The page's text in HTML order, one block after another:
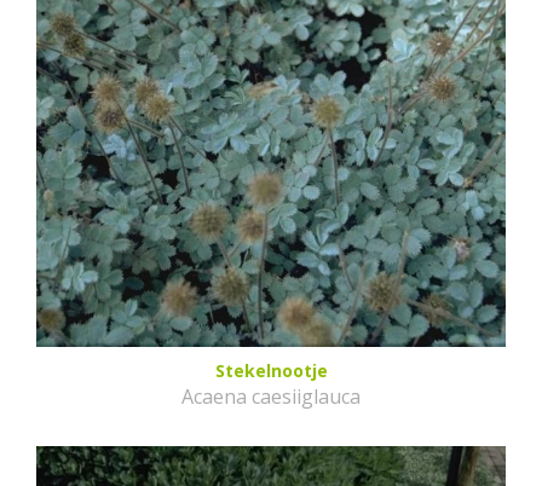
Stekelnootje
Acaena caesiiglauca